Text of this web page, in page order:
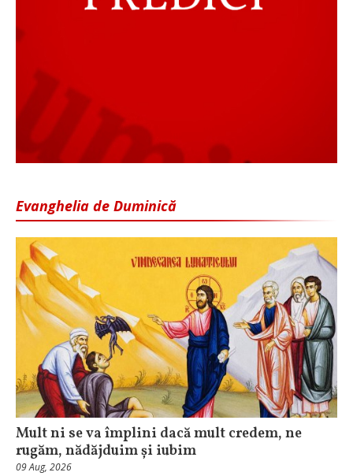
Evanghelia de Duminică
Mult ni se va împlini dacă mult credem, ne
rugăm, nădăjduim și iubim
09 Aug, 2026